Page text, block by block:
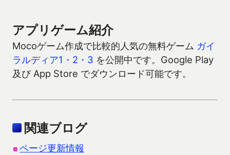
アプリゲーム紹介
Mocoゲーム作成で比較的人気の無料ゲーム ガイ
ラルディア1・2・3 を公開中です。Google Play
及び App Store でダウンロード可能です。
関連ブログ
ページ更新情報